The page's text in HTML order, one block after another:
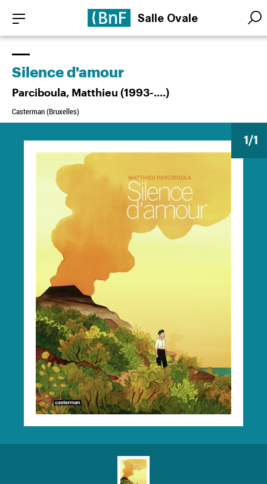
contenu
principal
Salle Ovale
1/1
Silence d'amour
Parciboula, Matthieu (1993-....)
Casterman (Bruxelles)
Panneau de gestion des cookies